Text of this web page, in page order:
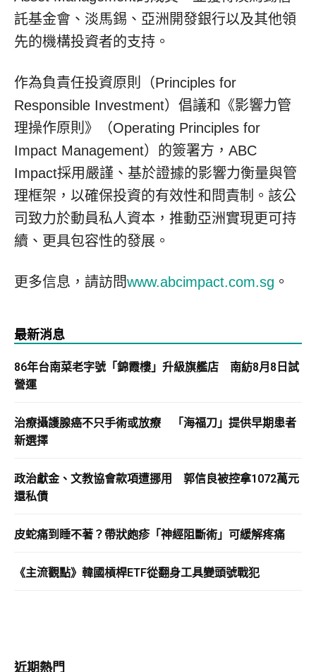
託基金會、淡馬錫、亞洲開發銀行以及其他領
先的機構投資者的支持。
作為負責任投資原則（Principles for
Responsible Investment）倡議和《影響力管
理操作原則》（Operating Principles for
Impact Management）的簽署方，ABC
Impact採用嚴謹、基於證據的影響力衡量與管
理框架，以確保投資的有效性和問責制。該公
司致力於動員私人資本，推動亞洲實現更可持
續、更具包容性的發展。
更多信息，請訪問www.abcimpact.com.sg 。
最新消息
86年台南菜老字號「錦霞樓」升級旗艦店 南紡8月8日試
營運
治療攝護腺癌不只手術或放療 「海福刀」提供早期患者
新選擇
政治獻金、文教協會款項遭挪用 郭信良被控拿1072萬元
還私債
皮蛇痛到睡不著？帶狀皰疹「神經阻斷術」可緩解疼痛
《主流觀點》韓國槓桿ETF從翻身工具變頭號戰犯
近期熱門